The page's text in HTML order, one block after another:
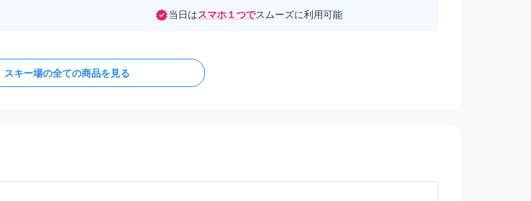
当日はスマホ１つでスムーズに利用可能
スキー場の全ての商品を見る